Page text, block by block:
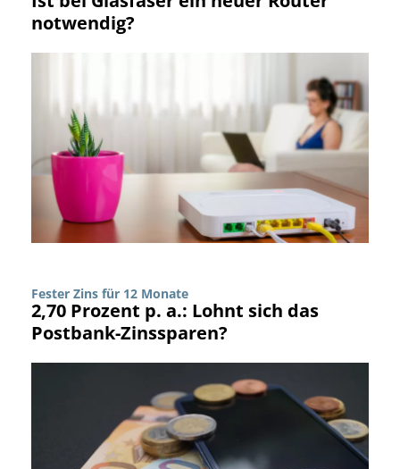
notwendig?
Fester Zins für 12 Monate
2,70 Prozent p. a.: Lohnt sich das
Postbank-Zinssparen?